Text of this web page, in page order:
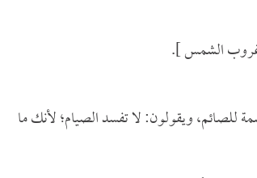
غروب الشمس ].
للصائم، ويقولون: لا تفسد الصيام؛ لأنك ما